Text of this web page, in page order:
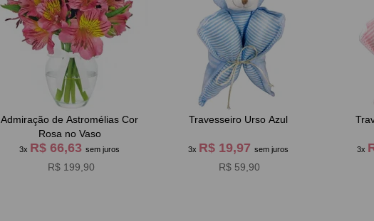
Admiração de Astromélias Cor
Rosa no Vaso
3x R$ 66,63sem juros
R$ 199,90
Travesseiro Urso Azul
3x R$ 19,97 sem juros
R$ 59,90
3x